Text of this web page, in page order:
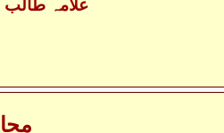
- علامہ